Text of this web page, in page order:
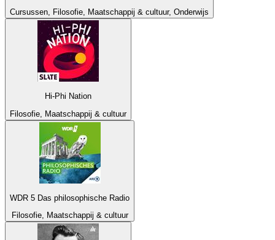
Cursussen, Filosofie, Maatschappij & cultuur, Onderwijs
Hi-Phi Nation
Filosofie, Maatschappij & cultuur
WDR 5 Das philosophische Radio
Filosofie, Maatschappij & cultuur